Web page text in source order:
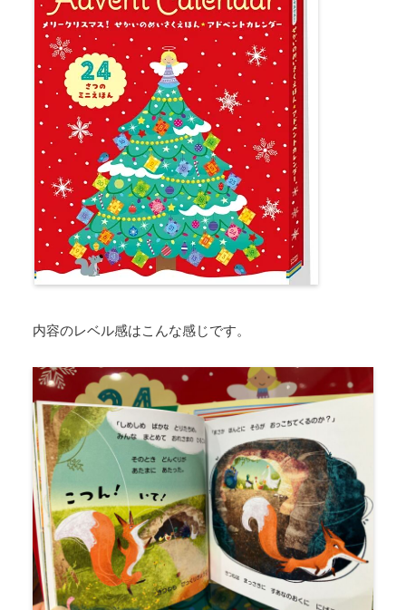
内容のレベル感はこんな感じです。